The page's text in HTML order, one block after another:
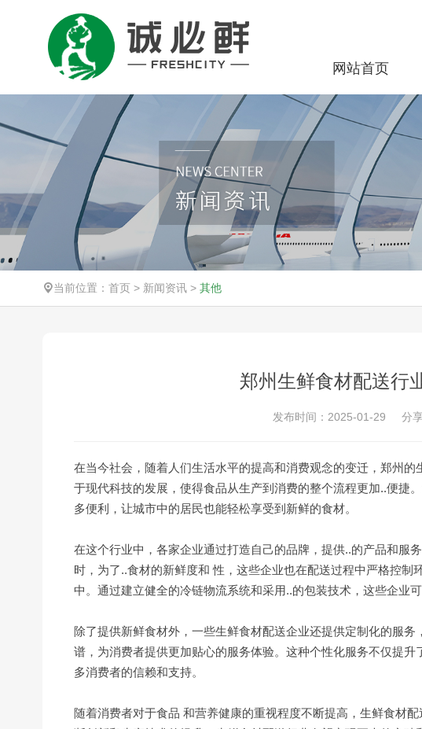
网站首页
当前位置： 首页> 新闻资讯> 其他
郑州生鲜食材配送行
发布时间：2025-01-29 分
在当今社会，随着人们生活水平的提高和消费观念的变迁，郑州
于现代科技的发展，使得食品从生产到消费的整个流程更加..便捷
多便利，让城市中的居民也能轻松享受到新鲜的食材。
在这个行业中，各家企业通过打造自己的品牌，提供..的产品和服
时，为了..食材的新鲜度和 性，这些企业也在配送过程中严格控
中。通过建立健全的冷链物流系统和采用..的包装技术，这些企业
除了提供新鲜食材外，一些生鲜食材配送企业还提供定制化的服
谱，为消费者提供更加贴心的服务体验。这种个性化服务不仅提
多消费者的信赖和支持。
随着消费者对于食品 和营养健康的重视程度不断提高，生鲜食材